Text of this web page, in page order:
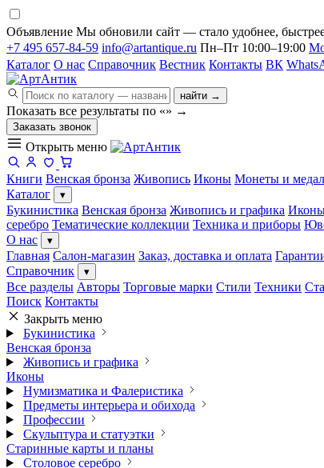
Объявление Мы обновили сайт — стало удобнее,
+7 495 657-84-59 info@artantique.ru Пн–Пт 10:00–19:00
Каталог О нас Справочник Вестник Контакты ВК
найти →
Показать все результаты по «» →
Заказать звонок
Открыть меню
Книги Венская бронза Живопись Иконы Монеты и
Каталог
▾
Букинистика Венская бронза Живопись и графика
серебро Тематические коллекции Техника и приборы
О нас
▾
Главная Салон-магазин Заказ, доставка и оплата
Справочник
▾
Все разделы Авторы Торговые марки Стили Техники
Поиск Контакты
Закрыть меню
Букинистика
Венская бронза
Живопись и графика
Иконы
Нумизматика и Фалеристика
Предметы интерьера и обихода
Профессии
Скульптура и статуэтки
Старинные карты и планы
Столовое серебро